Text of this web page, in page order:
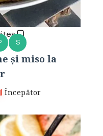
S
și miso la
Începător